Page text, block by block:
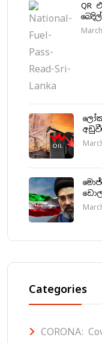
QR
Categories
CORONA: